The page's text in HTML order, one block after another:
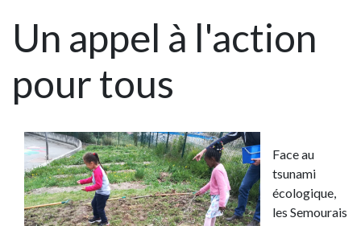
Un appel à l'action
pour tous
Face au
tsunami
écologique,
les Semourais